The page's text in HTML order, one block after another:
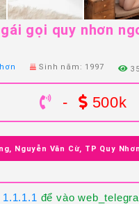
gọi quy nhơn
Sinh năm: 1997 35
- 500k
Nguyễn Văn Cừ, TP Quy Nhơn
1.1.1.1 để vào